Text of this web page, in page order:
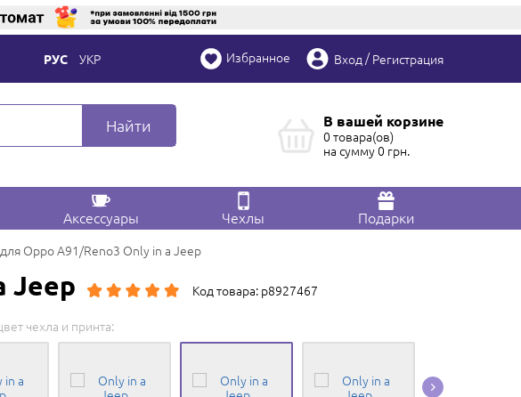
РУС УКР Избранное Вход /Регистрация
Найти В вашей корзине
0 товара(ов)
на сумму0 грн.
Аксессуары Чехлы Подарки
Oppo A91/Reno3 Only in a Jeep
Jeep Код товара: p8927467
чехла и принта: